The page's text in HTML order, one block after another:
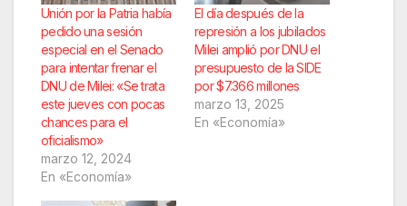
Unión por la Patria había
pedido una sesión
especial en el Senado
para intentar frenar el
DNU de Milei: «Se trata
este jueves con pocas
chances para el
oficialismo»
marzo 12, 2024
En «Economía»
El día después de la
represión a los jubilados
Milei amplió por DNU el
presupuesto de la SIDE
por $7.366 millones
marzo 13, 2025
En «Economía»